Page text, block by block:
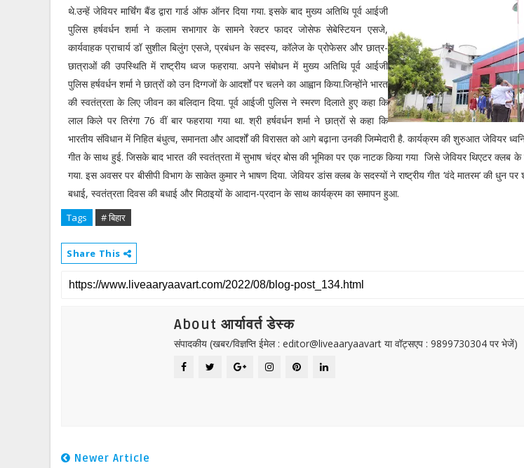
थे.उन्हें जेवियर मार्चिंग बैंड द्वारा गार्ड ऑफ ऑनर दिया गया. इसके बाद मुख्य अतिथि पूर्व आईजी
पुलिस हर्षवर्धन शर्मा ने कलाम सभागार के सामने रेक्टर फादर जोसेफ सेबेस्टियन एसजे,
कार्यवाहक प्राचार्य डॉ सुशील बिलुंग एसजे, प्रबंधन के सदस्य, कॉलेज के प्रोफेसर और छात्र-
छात्राओं की उपस्थिति में राष्ट्रीय ध्वज फहराया. अपने संबोधन में मुख्य अतिथि पूर्व आईजी
पुलिस हर्षवर्धन शर्मा ने छात्रों को उन दिग्गजों के आदर्शों पर चलने का आह्वान किया.जिन्होंने भारत
की स्वतंत्रता के लिए जीवन का बलिदान दिया. पूर्व आईजी पुलिस ने स्मरण दिलाते हुए कहा कि
लाल किले पर तिरंगा 76 वीं बार फहराया गया था. श्री हर्षवर्धन शर्मा ने छात्रों से कहा कि
भारतीय संविधान में निहित बंधुत्व, समानता और आदर्शों की विरासत को आगे बढ़ाना उनकी जिम्मेदारी है. कार्यक्रम की शुरुआत जेवियर
गीत के साथ हुई. जिसके बाद भारत की स्वतंत्रता में सुभाष चंद्र बोस की भूमिका पर एक नाटक किया गया जिसे जेवियर थिएटर क्लब के
गया. इस अवसर पर बीसीपी विभाग के साकेत कुमार ने भाषण दिया. जेवियर डांस क्लब के सदस्यों ने राष्ट्रीय गीत ‘वंदे मातरम‘ की धुन पर
बधाई, स्वतंत्रता दिवस की बधाई और मिठाइयों के आदान-प्रदान के साथ कार्यक्रम का समापन हुआ.
Tags # बिहार
Share This
About आर्यावर्त डेस्क
संपादकीय (खबर/विज्ञप्ति ईमेल : editor@liveaaryaavart या वॉट्सएप : 9899730304 पर भेजें)
Newer Article